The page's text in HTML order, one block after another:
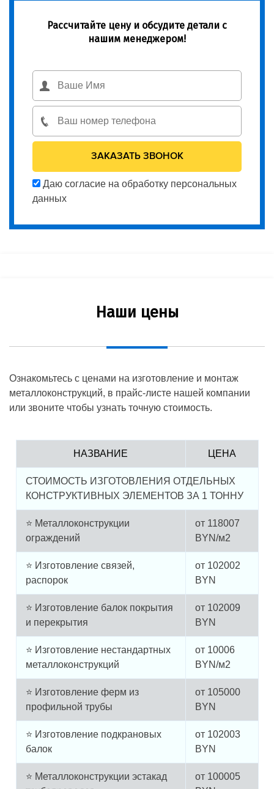
Рассчитайте цену и обсудите детали с
нашим менеджером!
Даю согласие на обработку персональных
данных
Наши цены
Ознакомьтесь с ценами на изготовление и монтаж
металлоконструкций, в прайс-листе нашей компании
или звоните чтобы узнать точную стоимость.
НАЗВАНИЕ ЦЕНА
СТОИМОСТЬ ИЗГОТОВЛЕНИЯ ОТДЕЛЬНЫХ
КОНСТРУКТИВНЫХ ЭЛЕМЕНТОВ ЗА 1 ТОННУ
⭐ Металлоконструкции
ограждений
от 118007
BYN/м2
⭐ Изготовление связей,
распорок
от 102002
BYN
⭐ Изготовление балок покрытия
и перекрытия
от 102009
BYN
⭐ Изготовление нестандартных
металлоконструкций
от 10006
BYN/м2
⭐ Изготовление ферм из
профильной трубы
от 105000
BYN
⭐ Изготовление подкрановых
балок
от 102003
BYN
⭐ Металлоконструкции эстакад
от 100005